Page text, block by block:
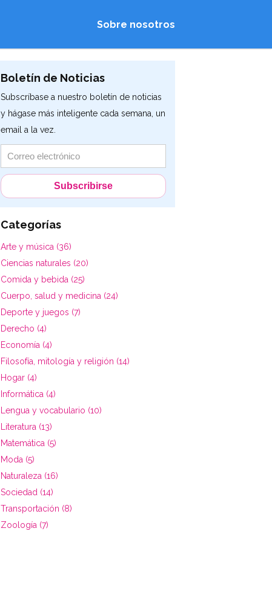
Sobre nosotros
Boletín de Noticias
Subscríbase a nuestro boletín de noticias
y hágase más inteligente cada semana, un
email a la vez.
Categorías
Arte y música (36)
Ciencias naturales (20)
Comida y bebida (25)
Cuerpo, salud y medicina (24)
Deporte y juegos (7)
Derecho (4)
Economía (4)
Filosofía, mitología y religión (14)
Hogar (4)
Informática (4)
Lengua y vocabulario (10)
Literatura (13)
Matemática (5)
Moda (5)
Naturaleza (16)
Sociedad (14)
Transportación (8)
Zoología (7)